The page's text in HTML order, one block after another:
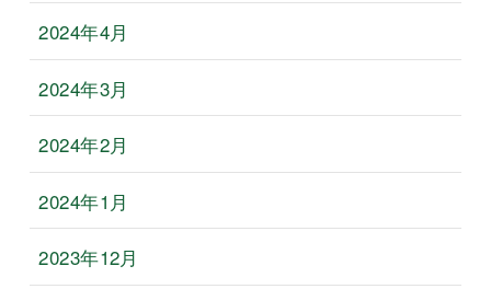
2024年4月
2024年3月
2024年2月
2024年1月
2023年12月